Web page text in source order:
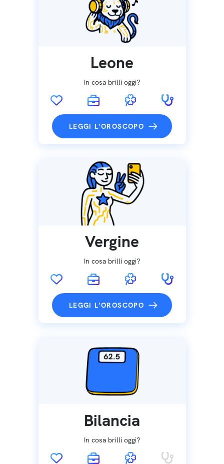
Leone
In cosa brilli oggi?
LEGGI L'OROSCOPO
Vergine
In cosa brilli oggi?
LEGGI L'OROSCOPO
Bilancia
In cosa brilli oggi?